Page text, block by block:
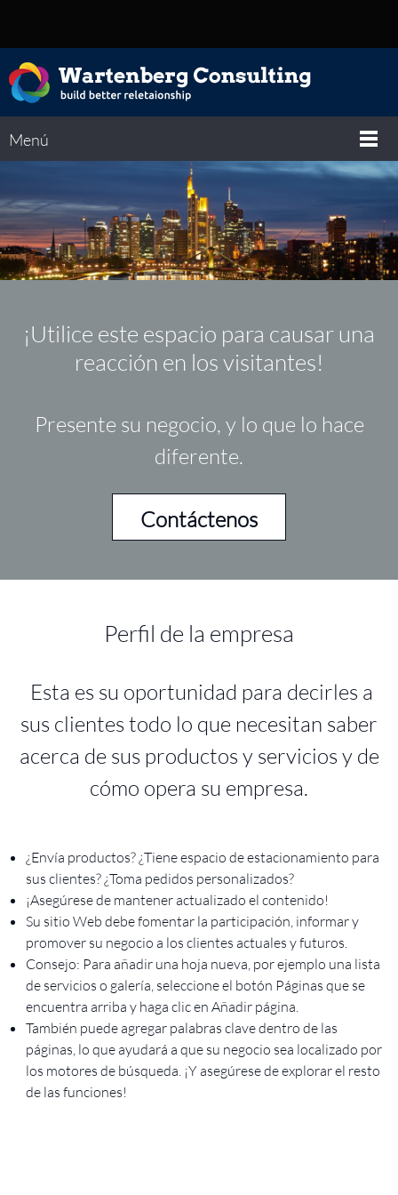
Menú
¡Utilice este espacio para causar una
reacción en los visitantes!
Presente su negocio, y lo que lo hace
diferente.
Contáctenos
Perfil de la empresa
Esta es su oportunidad para decirles a
sus clientes todo lo que necesitan saber
acerca de sus productos y servicios y de
cómo opera su empresa.
¿Envía productos? ¿Tiene espacio de estacionamiento para
sus clientes? ¿Toma pedidos personalizados?
¡Asegúrese de mantener actualizado el contenido!
Su sitio Web debe fomentar la participación, informar y
promover su negocio a los clientes actuales y futuros.
Consejo: Para añadir una hoja nueva, por ejemplo una lista
de servicios o galería, seleccione el botón Páginas que se
encuentra arriba y haga clic en Añadir página.
También puede agregar palabras clave dentro de las
páginas, lo que ayudará a que su negocio sea localizado por
los motores de búsqueda. ¡Y asegúrese de explorar el resto
de las funciones!